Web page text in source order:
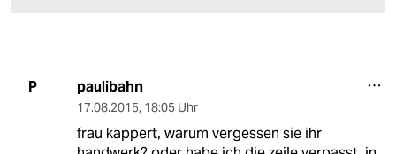
P paulibahn
17.08.2015, 18:05 Uhr
frau kappert, warum vergessen sie ihr